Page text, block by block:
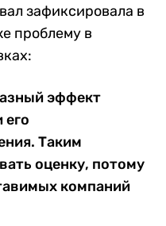
зафиксировала в
проблему в
эффект
его
Таким
оценку, потому
компаний